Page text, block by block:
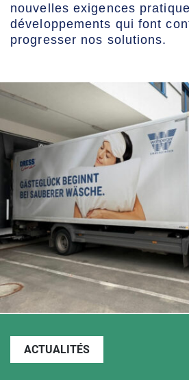
nouvelles exigences
développements qui font
progresser nos solutions.
ACTUALITÉS